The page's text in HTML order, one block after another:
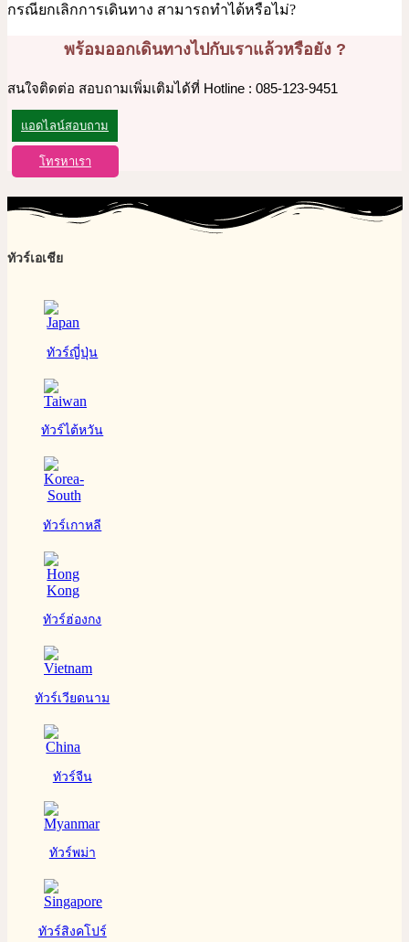
กรณียกเลิกการเดินทาง สามารถทำได้หรือไม่?
พร้อมออกเดินทางไปกับเราแล้วหรือยัง ?
สนใจติดต่อ สอบถามเพิ่มเติมได้ที่ Hotline : 085-123-9451
แอดไลน์สอบถาม
โทรหาเรา
ทัวร์เอเชีย
ทัวร์ญี่ปุ่น
ทัวร์ไต้หวัน
ทัวร์เกาหลี
ทัวร์ฮ่องกง
ทัวร์เวียดนาม
ทัวร์จีน
ทัวร์พม่า
ทัวร์สิงคโปร์